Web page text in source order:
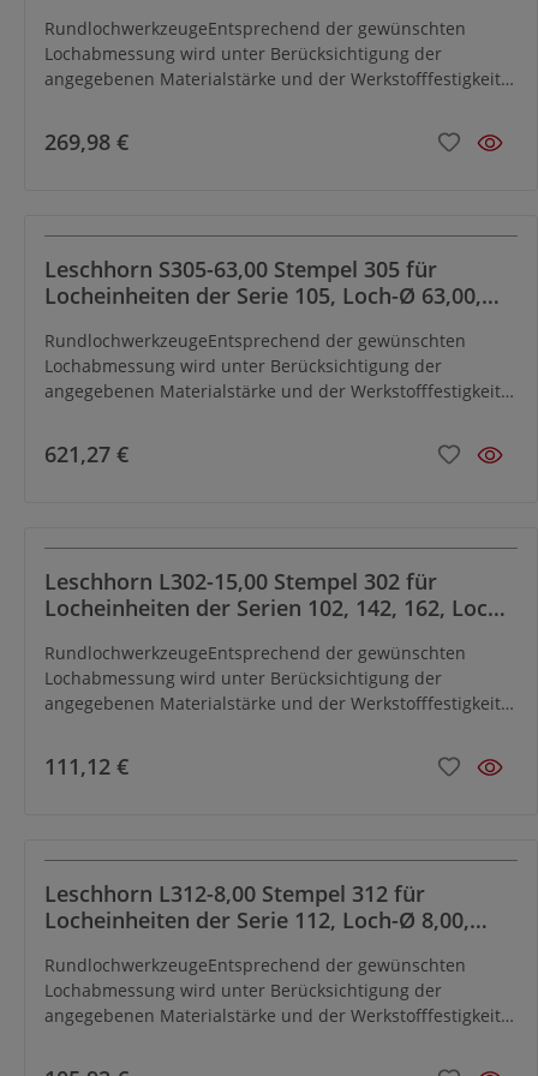
RundlochwerkzeugeEntsprechend der gewünschten
Lochabmessung wird unter Berücksichtigung der
angegebenen Materialstärke und der Werkstofffestigkeit
Schneidspiel versehen.Mit Hilfe von Reduzierhülsen und -
buchsen können bei einem Teil derLocheinheiten kleinere
eines Formschnitt-Umrüstsatzes leicht und schnell in
Locheinheiten zum Einsatzmit
Formlochwerkzeugenumgerüstet werden.
269,98 €
Leschhorn S305-63,00 Stempel 305 für
Locheinheiten der Serie 105, Loch-Ø 63,00,
RundlochwerkzeugeEntsprechend der gewünschten
Lochabmessung wird unter Berücksichtigung der
angegebenen Materialstärke und der Werkstofffestigkeit
Schneidspiel versehen.Mit Hilfe von Reduzierhülsen und -
buchsen können bei einem Teil derLocheinheiten kleinere
eines Formschnitt-Umrüstsatzes leicht und schnell in
Locheinheiten zum Einsatzmit
Formlochwerkzeugenumgerüstet werden.
621,27 €
Leschhorn L302-15,00 Stempel 302 für
Locheinheiten der Serien 102, 142, 162, Loch-
RundlochwerkzeugeEntsprechend der gewünschten
Lochabmessung wird unter Berücksichtigung der
angegebenen Materialstärke und der Werkstofffestigkeit
Schneidspiel versehen.Mit Hilfe von Reduzierhülsen und -
buchsen können bei einem Teil derLocheinheiten kleinere
eines Formschnitt-Umrüstsatzes leicht und schnell in
Locheinheiten zum Einsatzmit
Formlochwerkzeugenumgerüstet werden.
111,12 €
Leschhorn L312-8,00 Stempel 312 für
Locheinheiten der Serie 112, Loch-Ø 8,00,
RundlochwerkzeugeEntsprechend der gewünschten
Lochabmessung wird unter Berücksichtigung der
angegebenen Materialstärke und der Werkstofffestigkeit
Schneidspiel versehen.Mit Hilfe von Reduzierhülsen und -